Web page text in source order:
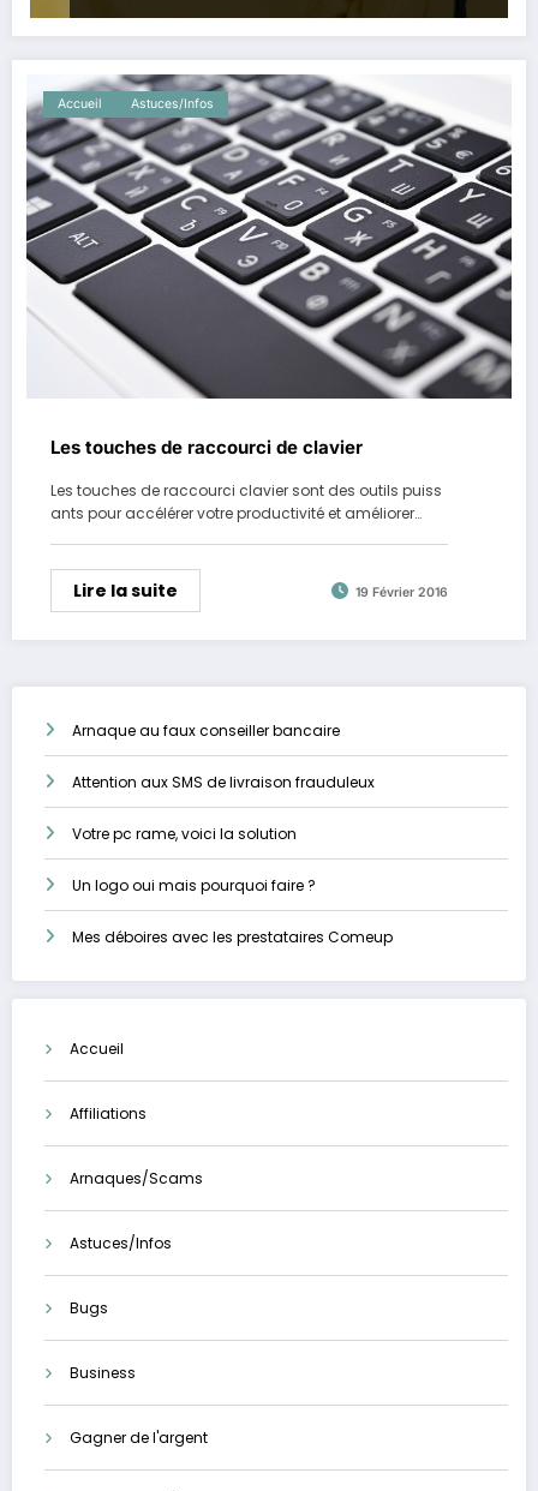
Accueil Astuces/Infos
Les touches de raccourci de clavier
Les touches de raccourci clavier sont des outils puiss
ants pour accélérer votre productivité et améliorer…
Lire la suite 19 Février 2016
Arnaque au faux conseiller bancaire
Attention aux SMS de livraison frauduleux
Votre pc rame, voici la solution
Un logo oui mais pourquoi faire ?
Mes déboires avec les prestataires Comeup
Accueil
Affiliations
Arnaques/Scams
Astuces/Infos
Bugs
Business
Gagner de l'argent